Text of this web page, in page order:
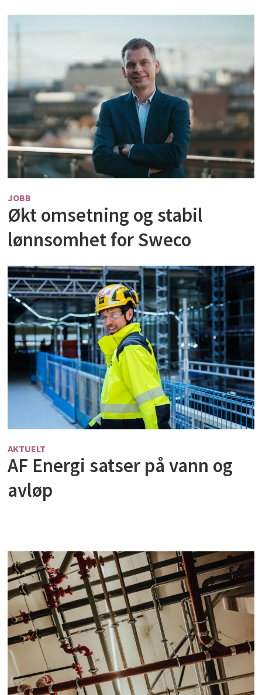
JOBB
Økt omsetning og stabil
lønnsomhet for Sweco
AKTUELT
AF Energi satser på vann og
avløp